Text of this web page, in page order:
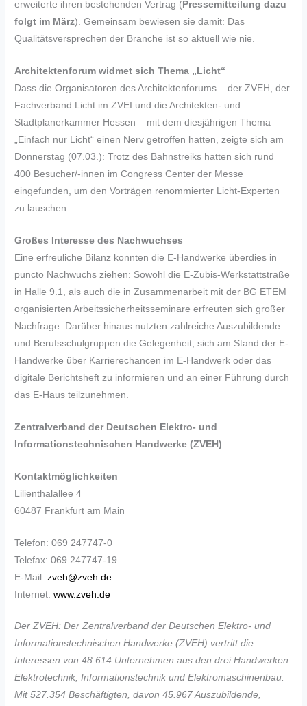
erweiterte ihren bestehenden Vertrag ( Pressemitteilung dazu
folgt im März). Gemeinsam bewiesen sie damit: Das
Qualitätsversprechen der Branche ist so aktuell wie nie.
Architektenforum widmet sich Thema „Licht“
Dass die Organisatoren des Architektenforums – der ZVEH, der
Fachverband Licht im ZVEI und die Architekten- und
Stadtplanerkammer Hessen – mit dem diesjährigen Thema
„Einfach nur Licht“ einen Nerv getroffen hatten, zeigte sich am
Donnerstag (07.03.): Trotz des Bahnstreiks hatten sich rund
400 Besucher/-innen im Congress Center der Messe
eingefunden, um den Vorträgen renommierter Licht-Experten
zu lauschen.
Großes Interesse des Nachwuchses
Eine erfreuliche Bilanz konnten die E-Handwerke überdies in
puncto Nachwuchs ziehen: Sowohl die E-Zubis-Werkstattstraße
in Halle 9.1, als auch die in Zusammenarbeit mit der BG ETEM
organisierten Arbeitssicherheitsseminare erfreuten sich großer
Nachfrage. Darüber hinaus nutzten zahlreiche Auszubildende
und Berufsschulgruppen die Gelegenheit, sich am Stand der E-
Handwerke über Karrierechancen im E-Handwerk oder das
digitale Berichtsheft zu informieren und an einer Führung durch
das E-Haus teilzunehmen.
Zentralverband der Deutschen Elektro- und
Informationstechnischen Handwerke (ZVEH)
Kontaktmöglichkeiten
Lilienthalallee 4
60487 Frankfurt am Main
Telefon: 069 247747-0
Telefax: 069 247747-19
E-Mail:zveh@zveh.de
Internet:www.zveh.de
Der ZVEH: Der Zentralverband der Deutschen Elektro- und
Informationstechnischen Handwerke (ZVEH) vertritt die
Interessen von 48.614 Unternehmen aus den drei Handwerken
Elektrotechnik, Informationstechnik und Elektromaschinenbau.
Mit 527.354 Beschäftigten, davon 45.967 Auszubildende,